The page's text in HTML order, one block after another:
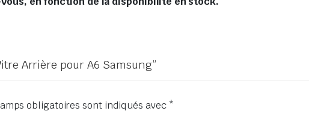
Arrière pour A6 Samsung”
obligatoires sont indiqués avec*